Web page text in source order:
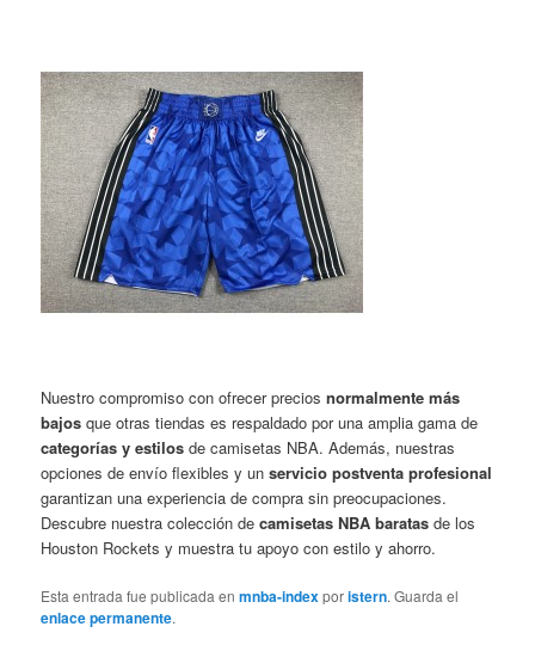
Nuestro compromiso con ofrecer preciosnormalmente más
bajos que otras tiendas es respaldado por una amplia gama de
categorías y estilos de camisetas NBA. Además, nuestras
opciones de envío flexibles y unservicio postventa profesional
garantizan una experiencia de compra sin preocupaciones.
Descubre nuestra colección decamisetas NBA baratas de los
Houston Rockets y muestra tu apoyo con estilo y ahorro.
Esta entrada fue publicada enmnba-indexporistern. Guarda el
enlace permanente.